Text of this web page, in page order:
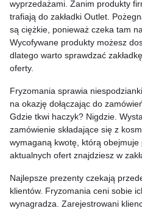
wyprzedażami. Zanim produkty
trafiają do zakładki Outlet.
są ciężkie, ponieważ czeka tam
Wycofywane produkty możesz
dlatego warto sprawdzać
oferty.
Fryzomania sprawia
na okazję dołączając do
Gdzie tkwi haczyk? Nigdzie.
zamówienie składające się z
wymaganą kwotę, którą obejmuje
aktualnych ofert znajdziesz w
Najlepsze prezenty czekają
klientów. Fryzomania ceni sobie
wynagradza. Zarejestrowani